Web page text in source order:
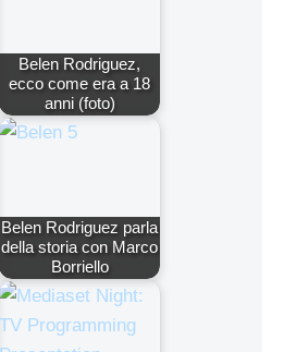
Belen Rodriguez,
ecco come era a 18
anni (foto)
Belen Rodriguez parla
della storia con Marco
Borriello